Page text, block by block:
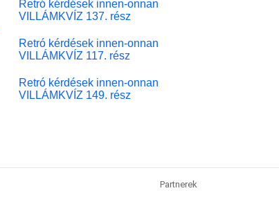
Retró kérdések innen-onnan
VILLÁMKVÍZ 137. rész
Retró kérdések innen-onnan
VILLÁMKVÍZ 117. rész
Retró kérdések innen-onnan
VILLÁMKVÍZ 149. rész
Partnerek